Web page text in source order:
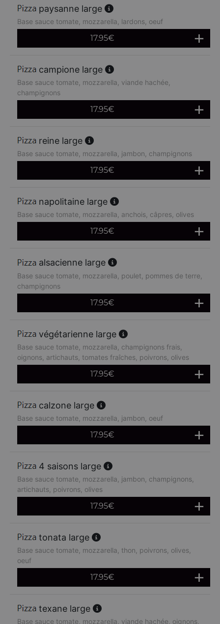
paysanne large
Base sauce tomate, mozzarella, lardons, oeuf
17.95€
campione large
Base sauce tomate, mozzarella, viande hachée,
champignons
17.95€
reine large
Base sauce tomate, mozzarella, jambon, champignons
17.95€
napolitaine large
Base sauce tomate, mozzarella, anchois, câpres, olives
17.95€
alsacienne large
Base sauce tomate, mozzarella, poulet, pommes de terre,
champignons
17.95€
végétarienne large
Base sauce tomate, mozzarella, champignons frais,
oignons, artichauts, tomates fraîches, poivrons, olives
17.95€
calzone large
Base sauce tomate, mozzarella, jambon, oeuf
17.95€
4 saisons large
Base sauce tomate, mozzarella, jambon, champignons,
artichauts, poivrons, olives
17.95€
tonata large
Base sauce tomate, mozzarella, thon, poivrons, olives,
oeuf
17.95€
texane large
Base sauce tomate, mozzarella, viande hachée, oignons,